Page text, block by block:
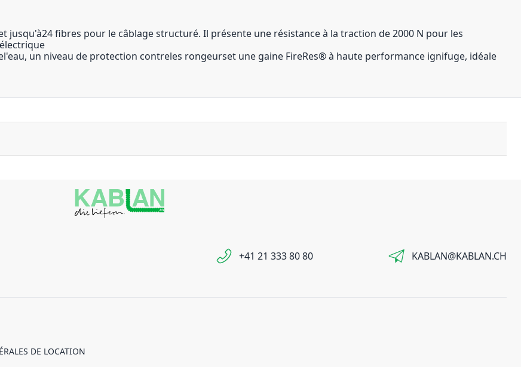
jusqu'à24 fibres pour le câblage structuré. Il présente une résistance à la traction de 2000 N pour les
un niveau de protection contreles rongeurset une gaine FireRes® à haute performance ignifuge, idéale
+41 21 333 80 80 KABLAN@KABLAN.CH
DE LOCATION